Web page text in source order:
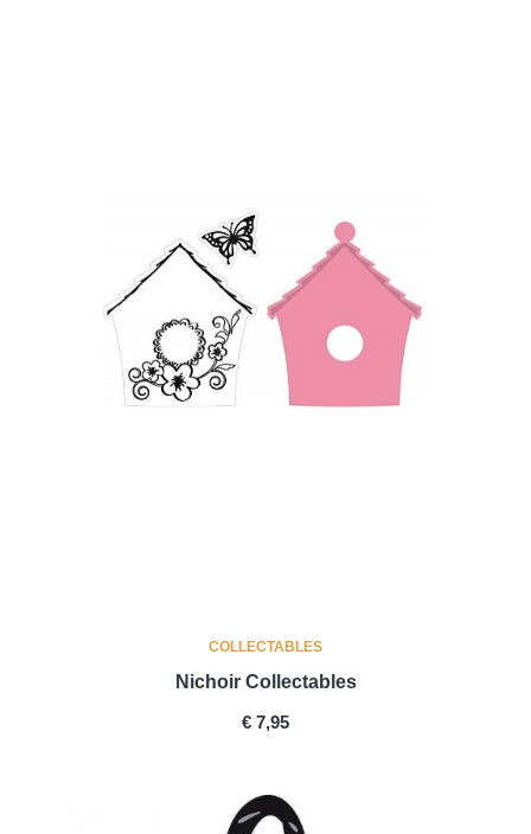
COLLECTABLES
Nichoir Collectables
PRICE
€ 7,95